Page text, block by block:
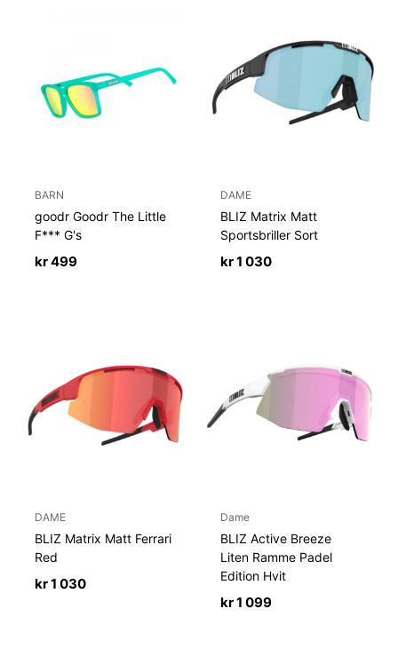
BARN
goodr Goodr The Little
F*** G's
kr499
DAME
BLIZ Matrix Matt
Sportsbriller Sort
kr1 030
DAME
BLIZ Matrix Matt Ferrari
Red
kr1 030
Dame
BLIZ Active Breeze
Liten Ramme Padel
Edition Hvit
kr1 099